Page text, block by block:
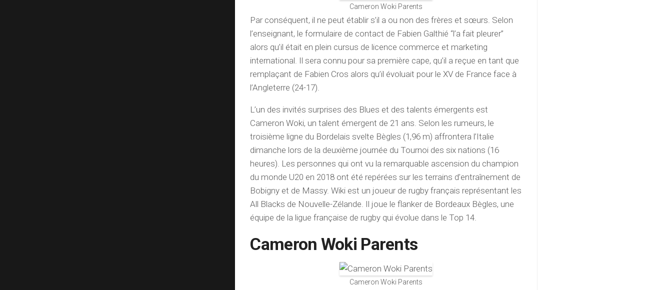
Cameron Woki Parents
Par conséquent, il ne peut établir s’il a ou non des frères et sœurs. Selon
l’enseignant, le formulaire de contact de Fabien Galthié “l’a fait pleurer”
alors qu’il était en plein cursus de licence commerce et marketing
international. Il sera connu pour sa première cape, qu’il a reçue en tant que
remplaçant de Fabien Cros alors qu’il évoluait pour le XV de France face à
l’Angleterre (24-17).
L’un des invités surprises des Blues et des talents émergents est
Cameron Woki, un talent émergent de 21 ans. Selon les rumeurs, le
troisième ligne du Bordelais svelte Bègles (1,96 m) affrontera l’Italie
dimanche lors de la deuxième journée du Tournoi des six nations (16
heures). Les personnes qui ont vu la remarquable ascension du champion
du monde U20 en 2018 ont été repérées sur les terrains d’entraînement de
Bobigny et de Massy. Wiki est un joueur de rugby français représentant les
All Blacks de Nouvelle-Zélande. Il joue le flanker de Bordeaux Bègles, une
équipe de la ligue française de rugby qui évolue dans le Top 14.
Cameron Woki Parents
Cameron Woki Parents